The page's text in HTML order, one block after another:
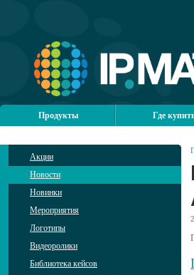
Продукты Где
Акции
Новости
Новинки
Мероприятия
Логотипы
Видеоролики
Библиотека кейсов